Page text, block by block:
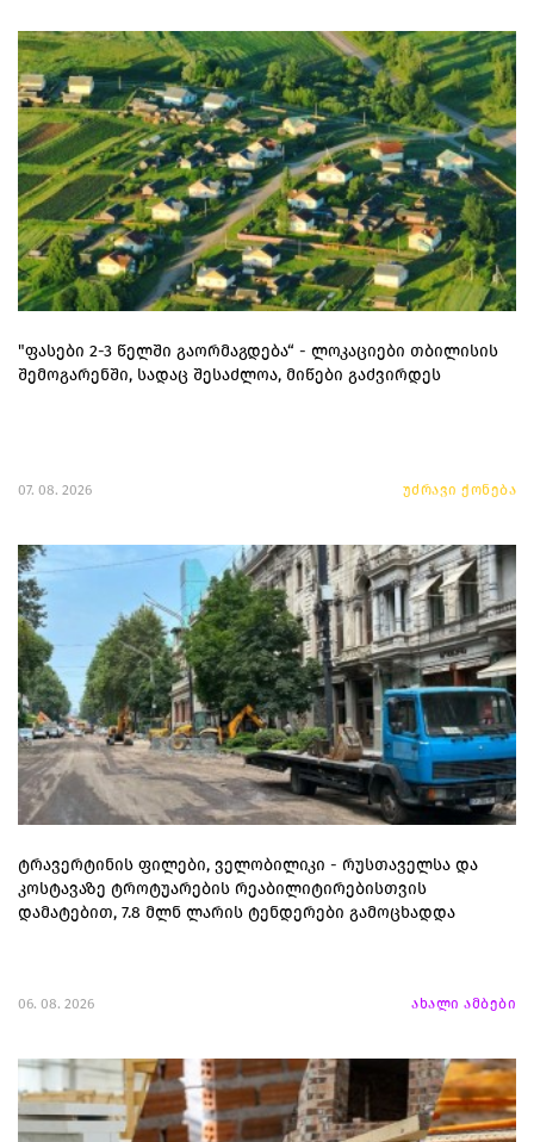
"ფასები 2-3 წელში გაორმაგდება“ - ლოკაციები თბილისის
შემოგარენში, სადაც შესაძლოა, მიწები გაძვირდეს
07. 08. 2026 უძრავი ქონება
ტრავერტინის ფილები, ველობილიკი - რუსთაველსა და
კოსტავაზე ტროტუარების რეაბილიტირებისთვის
დამატებით, 7.8 მლნ ლარის ტენდერები გამოცხადდა
06. 08. 2026 ახალი ამბები